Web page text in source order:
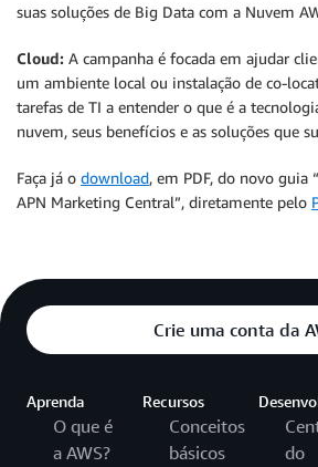
suas soluções de Big Data com a Nuvem
Cloud: A campanha é focada em ajudar
um ambiente local ou instalação de co-
tarefas de TI a entender o que é a
nuvem, seus benefícios e as soluções que
Faça já o download, em PDF, do novo guia
APN Marketing Central”, diretamente pelo
Crie uma conta da
Aprenda
O que é
a AWS?
Recursos
Conceitos
básicos
do